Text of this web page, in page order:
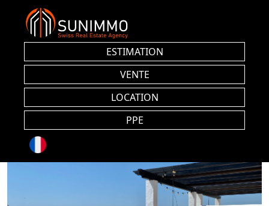
ESTIMATION
VENTE
LOCATION
PPE